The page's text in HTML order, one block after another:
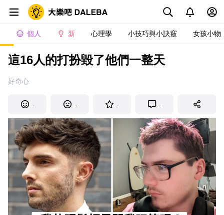
個人 新 心理學 小技巧與小訣竅 女孩小物
這16人的打扮毀了他們一整天
好奇心
- - - -